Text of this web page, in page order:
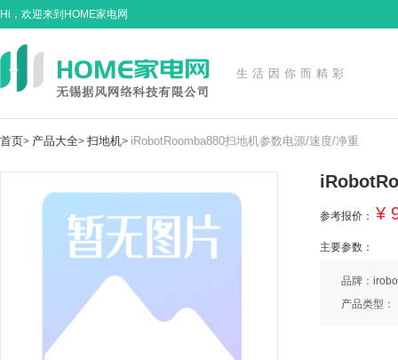
Hi，欢迎来到HOME家电网
生活因你而精彩
首页> 产品大全> 扫地机> iRobotRoomba880扫地机参数电源/速度/净重
参考报价： ¥
主要参数：
品牌：
产品类型：